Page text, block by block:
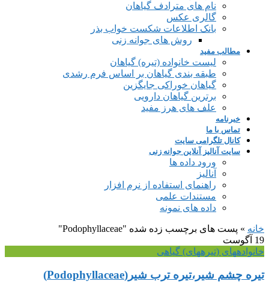
نام های مترادف گیاهان
گالری عکس
بانک اطلاعات شکست خواب بذر
روش های جوانه زنی
مطالب مفید
لیست خانواده (تیره) گیاهان
طبقه بندی گیاهان بر اساس فرم رشدی
گیاهان خوراکی جایگزین
برترین گیاهان دارویی
علف های هرز مفید
خبرنامه
تماس با ما
کانال تلگرامی سایت
سایت آنالیز آنلاین جوانه زنی
ورود داده ها
آنالیز
راهنمای استفاده از نرم افزار
مستندات علمی
داده های نمونه
خانه » پست های برچسب زده شده "Podophyllaceae"
19 آگوست
خانواده‎های (تیره‎های) گیاهی
تیره چشم شیر،تیره ترب شیر(Podophyllaceae)